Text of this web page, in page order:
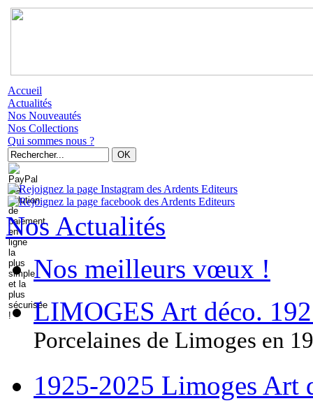
Accueil
Actualités
Nos Nouveautés
Nos Collections
Qui sommes nous ?
Nos Actualités
Nos meilleurs vœux !
LIMOGES Art déco.
Porcelaines de Limoges en
1925-2025 Limoges Art